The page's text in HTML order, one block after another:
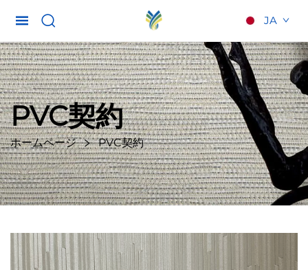
JA
PVC契約
ホームページ PVC契約